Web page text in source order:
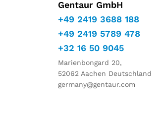
Gentaur GmbH
+49 2419 3688 188
+49 2419 5789 478
+32 16 50 9045
Marienbongard 20,
52062 Aachen Deutschland
germany@gentaur.com